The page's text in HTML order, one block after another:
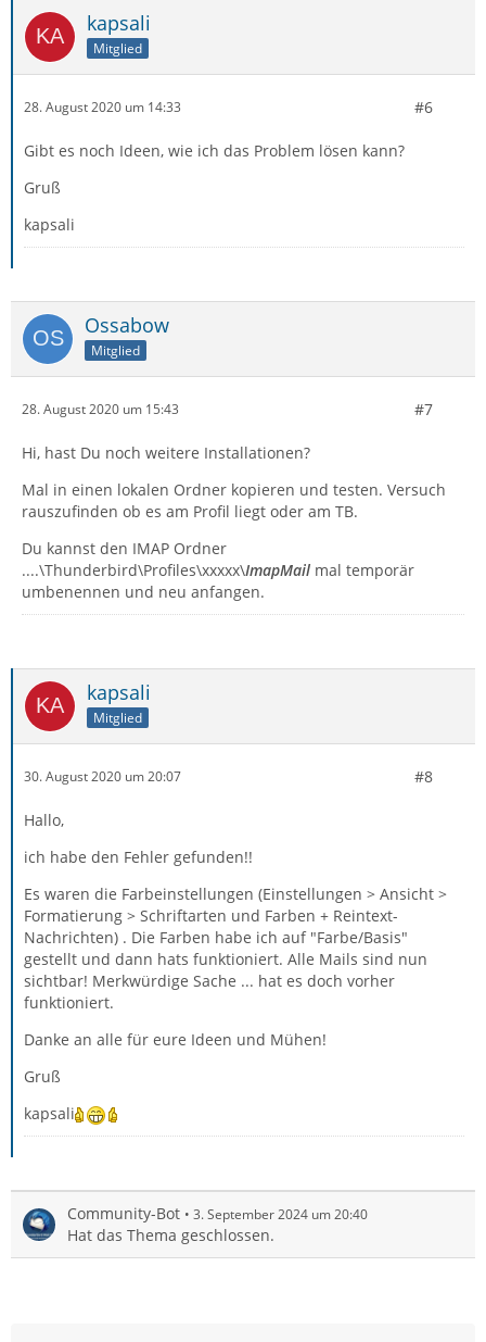
kapsali
Mitglied
28. August 2020 um 14:33 #6
Gibt es noch Ideen, wie ich das Problem lösen kann?
Gruß
kapsali
Ossabow
Mitglied
28. August 2020 um 15:43 #7
Hi, hast Du noch weitere Installationen?
Mal in einen lokalen Ordner kopieren und testen. Versuch
rauszufinden ob es am Profil liegt oder am TB.
Du kannst den IMAP Ordner
....\Thunderbird\Profiles\xxxxx\ImapMail mal temporär
umbenennen und neu anfangen.
kapsali
Mitglied
30. August 2020 um 20:07 #8
Hallo,
ich habe den Fehler gefunden!!
Es waren die Farbeinstellungen (Einstellungen > Ansicht >
Formatierung > Schriftarten und Farben + Reintext-
Nachrichten) . Die Farben habe ich auf "Farbe/Basis"
gestellt und dann hats funktioniert. Alle Mails sind nun
sichtbar! Merkwürdige Sache ... hat es doch vorher
funktioniert.
Danke an alle für eure Ideen und Mühen!
Gruß
kapsali
Community-Bot 3. September 2024 um 20:40
Hat das Thema geschlossen.